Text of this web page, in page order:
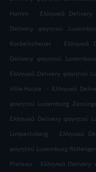
Hamm
. Ελληνικά
Delivery φαγητού
Kockelscheuer
.
Delivery φαγητού
Ελληνικά Delivery φαγητού
Ville-Haute
. Ελληνικά
φαγητού Luxemburg
Ελληνικά Delivery φαγητού
Limpertsberg
. Ελληνικά
φαγητού Luxemburg
Plateau . Ελληνικά